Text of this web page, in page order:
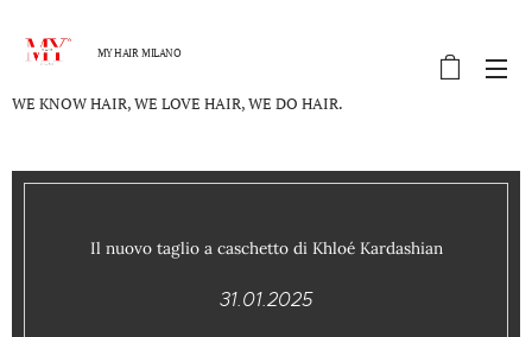
MY HAIR MILANO
WE KNOW HAIR, WE LOVE HAIR, WE DO HAIR.
Il nuovo taglio a caschetto di Khloé Kardashian
31.01.2025